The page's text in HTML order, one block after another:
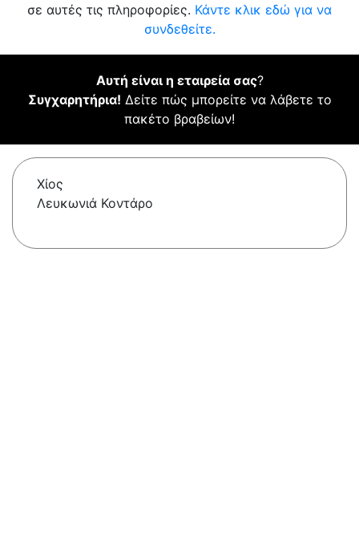
σε αυτές τις πληροφορίες. Κάντε κλικ εδώ για να
συνδεθείτε.
Αυτή είναι η εταιρεία σας?
Συγχαρητήρια! Δείτε πώς μπορείτε να λάβετε το
πακέτο βραβείων!
Χίος
Λευκωνιά Κοντάρο